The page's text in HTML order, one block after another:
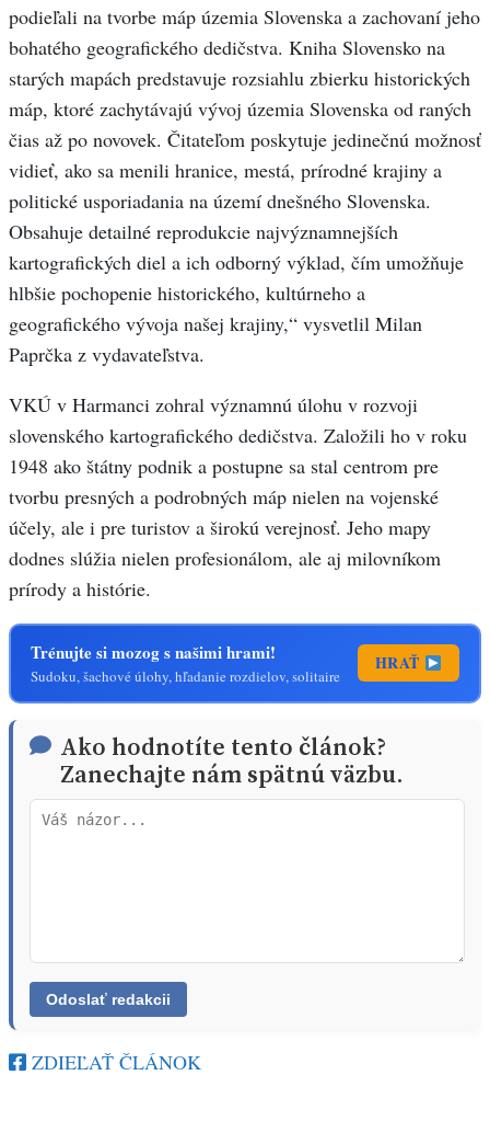
podieľali na tvorbe máp územia Slovenska a zachovaní jeho
bohatého geografického dedičstva. Kniha Slovensko na
starých mapách predstavuje rozsiahlu zbierku historických
máp, ktoré zachytávajú vývoj územia Slovenska od raných
čias až po novovek. Čitateľom poskytuje jedinečnú možnosť
vidieť, ako sa menili hranice, mestá, prírodné krajiny a
politické usporiadania na území dnešného Slovenska.
Obsahuje detailné reprodukcie najvýznamnejších
kartografických diel a ich odborný výklad, čím umožňuje
hlbšie pochopenie historického, kultúrneho a
geografického vývoja našej krajiny,“ vysvetlil Milan
Paprčka z vydavateľstva.
VKÚ v Harmanci zohral významnú úlohu v rozvoji
slovenského kartografického dedičstva. Založili ho v roku
1948 ako štátny podnik a postupne sa stal centrom pre
tvorbu presných a podrobných máp nielen na vojenské
účely, ale i pre turistov a širokú verejnosť. Jeho mapy
dodnes slúžia nielen profesionálom, ale aj milovníkom
prírody a histórie.
Trénujte si mozog s našimi hrami!
Sudoku, šachové úlohy, hľadanie rozdielov, solitaire
HRAŤ
Ako hodnotíte tento článok?
Zanechajte nám spätnú väzbu.
ZDIEĽAŤ ČLÁNOK